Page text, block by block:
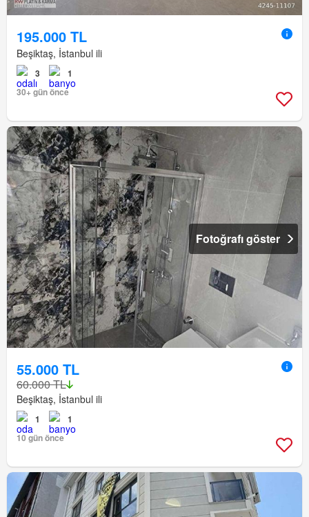
195.000 TL
Beşiktaş, İstanbul ili
3
1
30+ gün önce
Fotoğrafı göster
55.000 TL
60.000 TL
Beşiktaş, İstanbul ili
1
1
10 gün önce